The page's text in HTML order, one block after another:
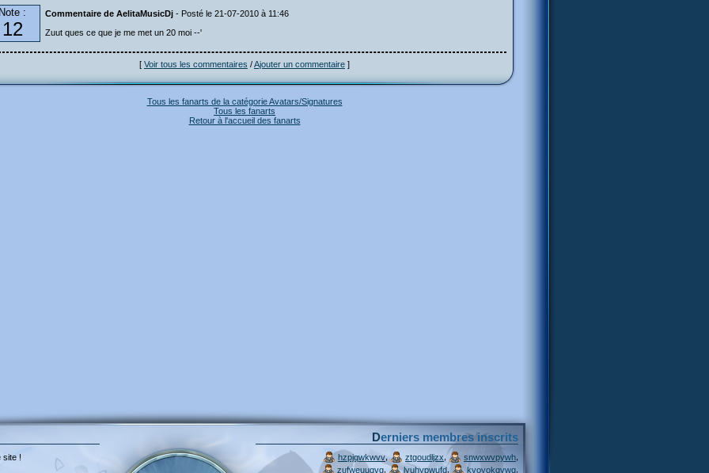
Note :
12
Commentaire de AelitaMusicDj - Posté le 21-07-2010 à 11:46
Zuut ques ce que je me met un 20 moi --'
[ Voir tous les commentaires /Ajouter un commentaire ]
Tous les fanarts de la catégorie Avatars/Signatures
Tous les fanarts
Retour à l'accueil des fanarts
site !
Derniers membres inscrits
hzpjqwkwvv, ztgoudljzx , snwxwvpywh
zufweuuqvg
lyuhypwufd , kvovokqvwq